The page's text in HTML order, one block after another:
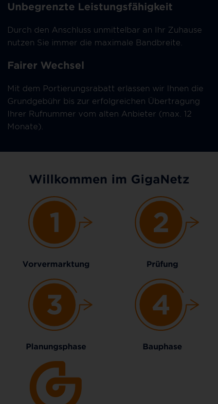
Unbegrenzte Leistungsfähigkeit
Durch den Anschluss unmittelbar an Ihr Zuhause
nutzen Sie immer die maximale Bandbreite.
Fairer Wechsel
Mit dem Portierungsrabatt erlassen wir Ihnen die
Grundgebühr bis zur erfolgreichen Übertragung
Ihrer Rufnummer vom alten Anbieter (max. 12
Monate).
Willkommen im GigaNetz
Vorvermarktung Prüfung
Planungsphase Bauphase